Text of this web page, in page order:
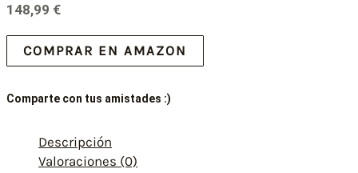
148,99 €
COMPRAR EN AMAZON
Comparte con tus amistades :)
Descripción
Valoraciones (0)